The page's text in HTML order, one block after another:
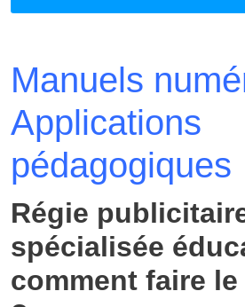
Manuels
Applications
pédagogiques
Régie
spécialisée
comment faire